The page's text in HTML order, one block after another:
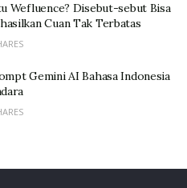
Wefluence? Disebut-sebut Bisa
Cuan Tak Terbatas
Gemini AI Bahasa Indonesia